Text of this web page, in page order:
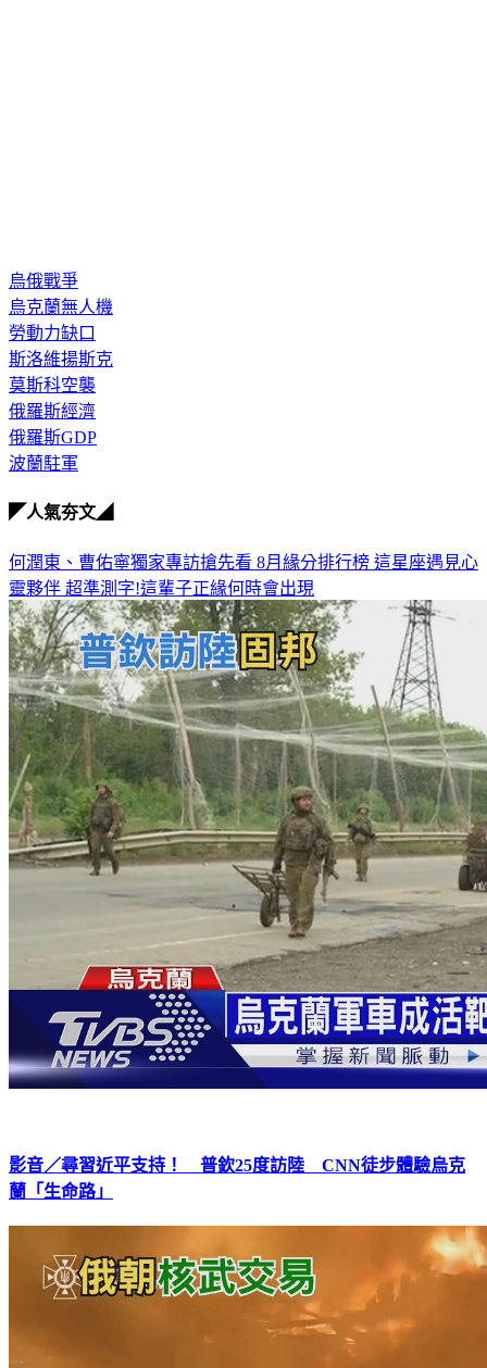
烏俄戰爭
烏克蘭無人機
勞動力缺口
斯洛維揚斯克
莫斯科空襲
俄羅斯經濟
俄羅斯GDP
波蘭駐軍
◤人氣夯文◢
何潤東、曹佑寧獨家專訪搶先看 8月緣分排行榜 這星座遇見心
靈夥伴 超準測字!這輩子正緣何時會出現
影音／尋習近平支持！ 普欽25度訪陸 CNN徒步體驗烏克
蘭「生命路」